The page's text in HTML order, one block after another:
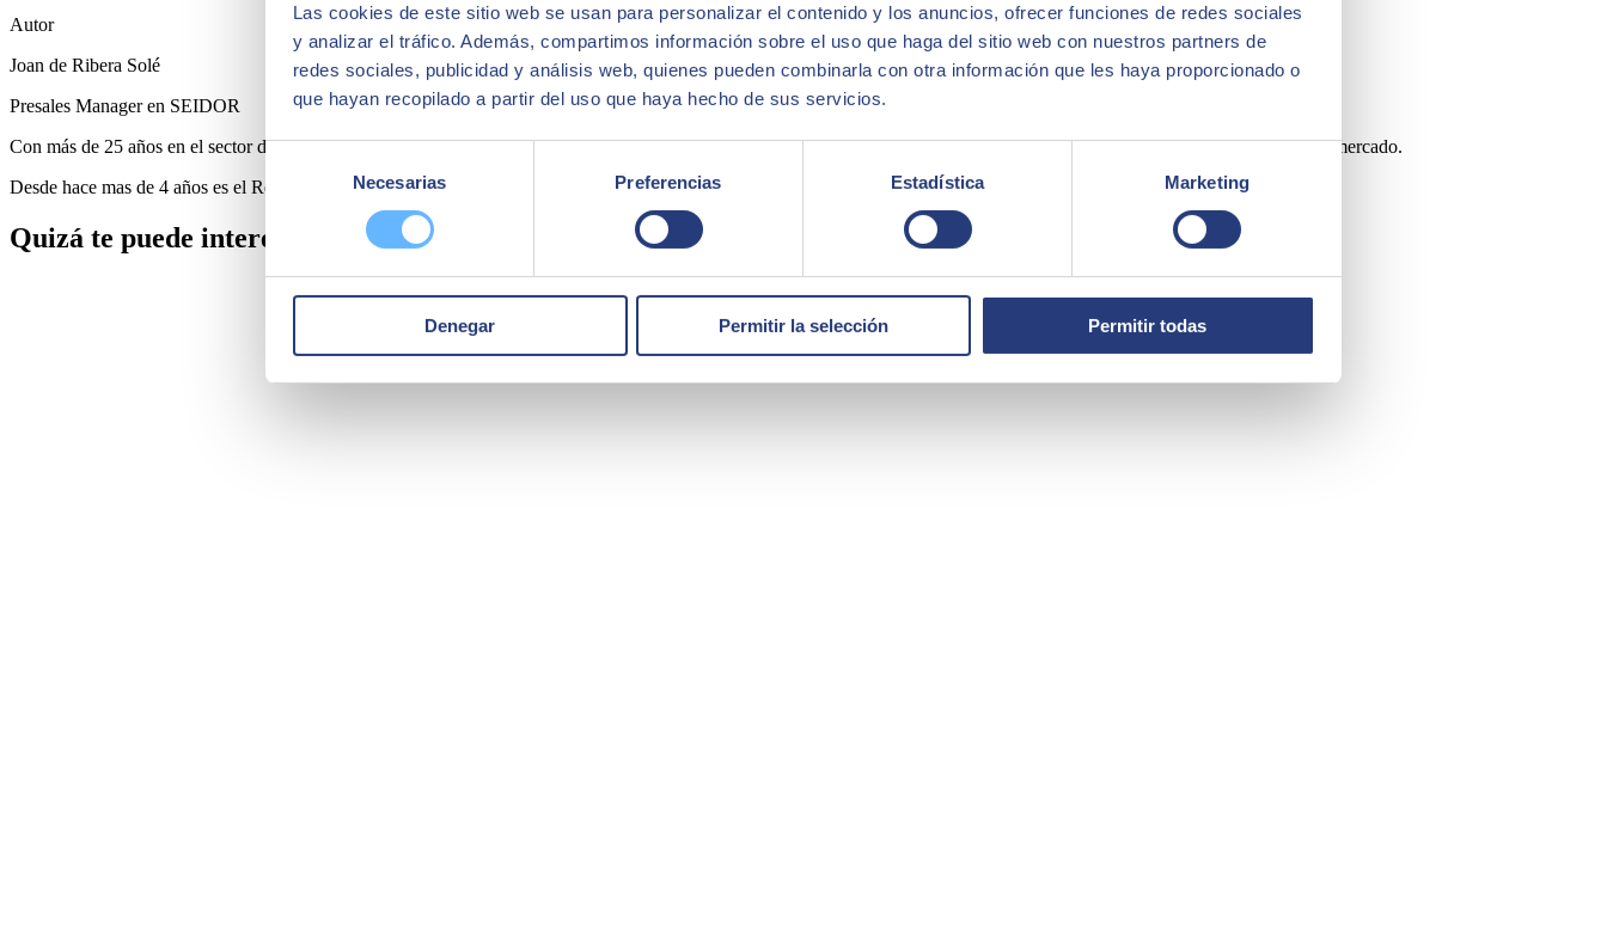
Las cookies de este sitio web se usan para personalizar el contenido y los anuncios, ofrecer funciones de redes sociales
y analizar el tráfico. Además, compartimos información sobre el uso que haga del sitio web con nuestros partners de
redes sociales, publicidad y análisis web, quienes pueden combinarla con otra información que les haya proporcionado o
que hayan recopilado a partir del uso que haya hecho de sus servicios.
Selección
de
consentimiento
Necesarias Preferencias Estadística Marketing
Denegar Permitir la selección Permitir todas
Autor
Joan de Ribera Solé
Presales Manager en SEIDOR
Con más de 25 años en el sector de consultoria IT, ejerciendo funciones de gestión, venta y preventa de soluciones integradas, cuenta con experiencia en diversas soluciones de mercado.
Desde hace mas de 4 años es el Responsable de Preventa para soluciones ERP S/4HANA y ByDesign en Seidor.
Quizá te puede interesar